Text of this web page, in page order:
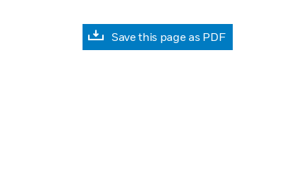
Save this page as PDF